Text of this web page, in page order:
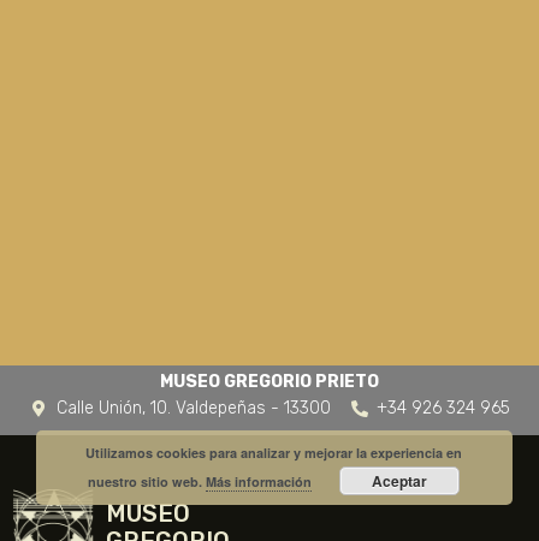
MUSEO GREGORIO PRIETO
Calle Unión, 10. Valdepeñas - 13300
+34 926 324 965
MUSEO
Utilizamos cookies para analizar y mejorar la experiencia en
nuestro sitio web.Más información Aceptar